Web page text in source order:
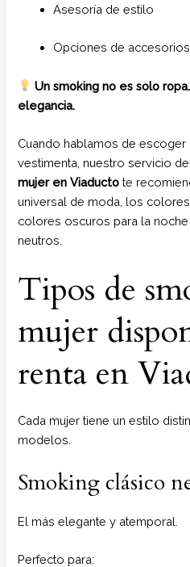
Asesoría de estilo
Opciones de accesorios
Un smoking no es solo
elegancia.
Cuando hablamos de
vestimenta, nuestro servicio
mujer en Viaducto te
universal de moda, los
colores oscuros para la
neutros.
Tipos de
mujer
renta en
Cada mujer tiene un estilo
modelos.
Smoking clásico
El más elegante y atemporal.
Perfecto para: